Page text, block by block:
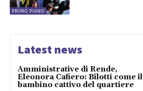
PRIMO PIANO
Latest news
Amministrative di Rende,
Eleonora Cafiero: Bilotti come il
bambino cattivo del quartiere